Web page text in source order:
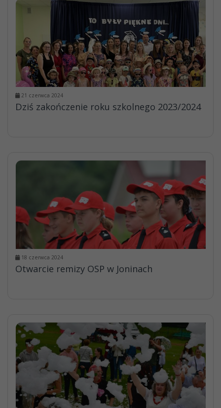
21 czerwca 2024
Dziś zakończenie roku szkolnego 2023/2024
18 czerwca 2024
Otwarcie remizy OSP w Joninach